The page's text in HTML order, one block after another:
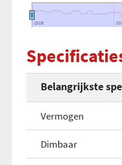
2018
2018
Belangrijkste
Vermogen
Dimbaar